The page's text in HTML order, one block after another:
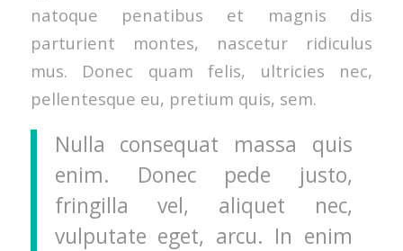
natoque penatibus et magnis dis
parturient montes, nascetur ridiculus
mus. Donec quam felis, ultricies nec,
pellentesque eu, pretium quis, sem.
Nulla consequat massa quis
enim. Donec pede justo,
fringilla vel, aliquet nec,
vulputate eget, arcu. In enim